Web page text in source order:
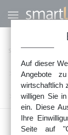
Auf dieser
Angebote
wirtschaftlich
willigen Sie
ein. Diese
Ihre
Seite auf
Direkt zum Inhalt
0800 -
Sie erreichen
Montag bis
Keine
Benutzermenü
Startseite
Arbeitnehmer &
Ausbildungsvertrag: